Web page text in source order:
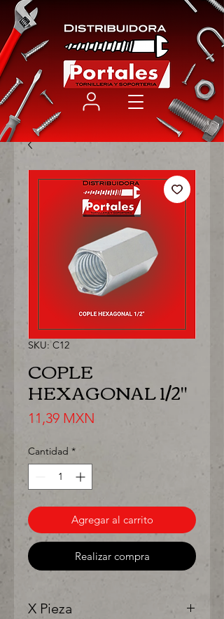
SKU: C12
COPLE
HEXAGONAL 1/2"
11,39 MXN
Cantidad *
Agregar al carrito
Realizar compra
X Pieza